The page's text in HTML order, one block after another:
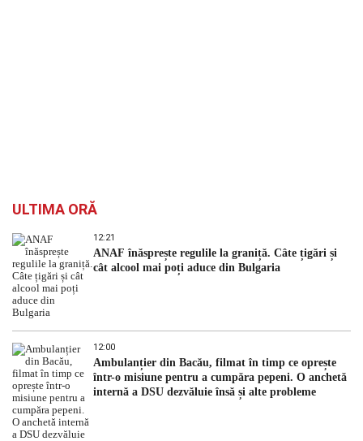
ULTIMA ORĂ
12:21
ANAF înăsprește regulile la graniță. Câte țigări și
cât alcool mai poți aduce din Bulgaria
12:00
Ambulanțier din Bacău, filmat în timp ce oprește
într-o misiune pentru a cumpăra pepeni. O anchetă
internă a DSU dezvăluie însă și alte probleme